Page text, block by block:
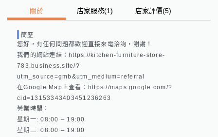
關於 店家服務(1) 店家評價(5)
簡歷
您好，有任何問題都歡迎直接來電洽詢，謝謝！
我們的網站連結：https://kitchen-furniture-store-
783.business.site/?
utm_source=gmb&utm_medium=referral
在Google Map上查看：https://maps.google.com/?
cid=13153343403451236263
營業時間：
星期一: 08:00 – 19:00
星期二: 08:00 – 19:00